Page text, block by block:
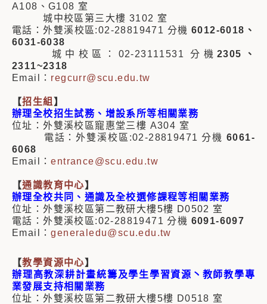
A108、G108 室
城中校區第三大樓 3102 室
電話：外雙溪校區:02-28819471 分機 6012-6018、
6031-6038
城中校區：02-23111531 分機2305、
2311~2318
Email： regcurr@scu.edu.tw
【招生組 】
辦理全校招生試務、增設系所等相關業務
位址：外雙溪校區寵惠堂三樓 A304 室
電話：外雙溪校區:02-28819471 分機 6061-
6068
Email：entrance@scu.edu.tw
【通識教育中心】
辦理全校共同、通識及全校選修課程等相關業務
位址：外雙溪校區第二教研大樓5樓 D0502 室
電話：外雙溪校區:02-28819471 分機 6091-6097
Email：generaledu@scu.edu.tw
【教學資源中心】
辦理高教深耕計畫統籌及學生學習資源丶教師教學專
業發展支持相關業務
位址：外雙溪校區第二教研大樓5樓 D0518 室